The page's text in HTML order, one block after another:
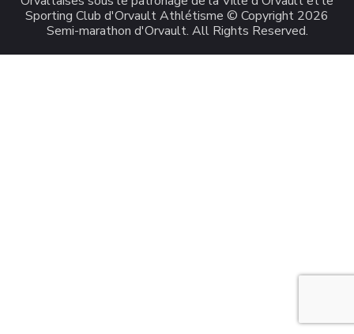
Sporting Club d'Orvault Athlétisme © Copyright 2026
Semi-marathon d'Orvault. All Rights Reserved.